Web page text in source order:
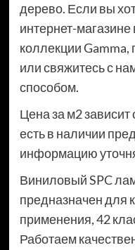
дерево. Если вы
интернет-
коллекции Gamma,
или свяжитесь с
способом.
Цена за м2 зависит
есть в наличии
информацию
Виниловый SPC
предназначен для
применения, 42
Работаем